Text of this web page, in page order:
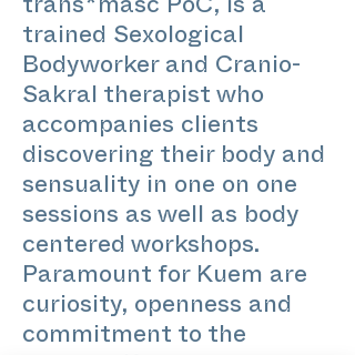
trans*masc PoC, is a
trained Sexological
Bodyworker and Cranio-
Sakral therapist who
accompanies clients
discovering their body and
sensuality in one on one
sessions as well as body
centered workshops.
Paramount for Kuem are
curiosity, openness and
commitment to the